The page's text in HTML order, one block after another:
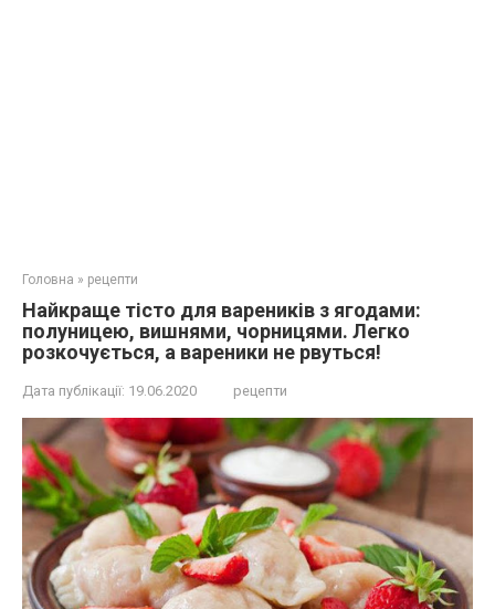
Головна » рецепти
Найкраще тісто для вареників з ягодами:
полуницею, вишнями, чорницями. Легко
розкочується, а вареники не рвуться!
Дата публікації: 19.06.2020 рецепти